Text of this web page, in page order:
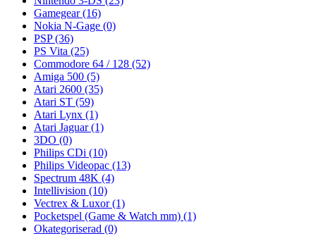
Gamegear(16)
Nokia N-Gage (0)
PSP(36)
PS Vita (25)
Commodore 64 / 128 (52)
Amiga 500 (5)
Atari 2600 (35)
Atari ST (59)
Atari Lynx (1)
Atari Jaguar(1)
3DO (0)
Philips CDi (10)
Philips Videopac (13)
Spectrum 48K (4)
Intellivision (10)
Vectrex & Luxor(1)
Pocketspel (Game & Watch mm) (1)
Okategoriserad (0)